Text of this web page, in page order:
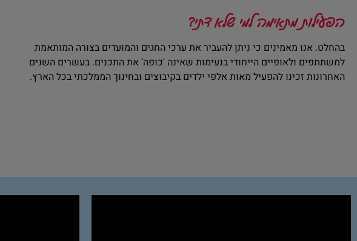
הפעילות מתאימה למי שלא דתי?
בהחלט. אנו מאמינים כי ניתן להעביר את ערכי החגים והמועדים בצורה המותאמת
למשתתפים ולאופיים הייחודי בנעימות שאינה 'כופה' את התכנים. בעשרים השנים
האחרונות זכינו להפעיל מאות אלפי ילדים בקיבוצים ובחינוך הממלכתי בכל הארץ.